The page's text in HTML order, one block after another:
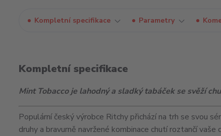
Kompletní specifikace Parametry
Kompletní specifikace
Mint Tobacco je lahodný a sladký tabáček se svěží
Populární český výrobce Ritchy přichází na trh se svou
druhy a bravurně navržené kombinace chutí roztančí